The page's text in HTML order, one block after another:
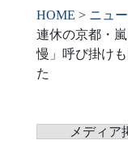
HOME > ニュ
連休の京都・
慢」呼び掛け
た
メディア